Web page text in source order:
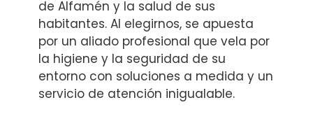
de Alfamén y la salud de sus
habitantes. Al elegirnos, se apuesta
por un aliado profesional que vela por
la higiene y la seguridad de su
entorno con soluciones a medida y un
servicio de atención inigualable.